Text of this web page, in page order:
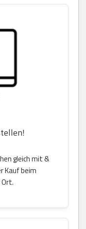
gleich mit &
Kauf beim